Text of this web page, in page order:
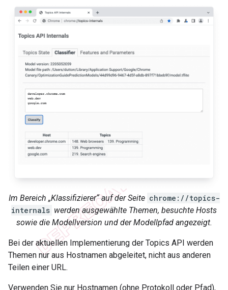
Im Bereich „Klassifizierer“ auf der Seite chrome://topics-
internals werden ausgewählte Themen, besuchte Hosts
sowie die Modellversion und der Modellpfad angezeigt.
Bei der aktuellen Implementierung der Topics API werden
Themen nur aus Hostnamen abgeleitet, nicht aus anderen
Teilen einer URL.
Verwenden Sie nur Hostnamen (ohne Protokoll oder Pfad),